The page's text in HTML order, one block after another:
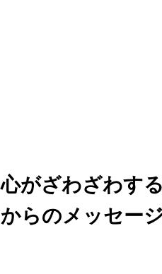
心がざわざわす
からのメッセー